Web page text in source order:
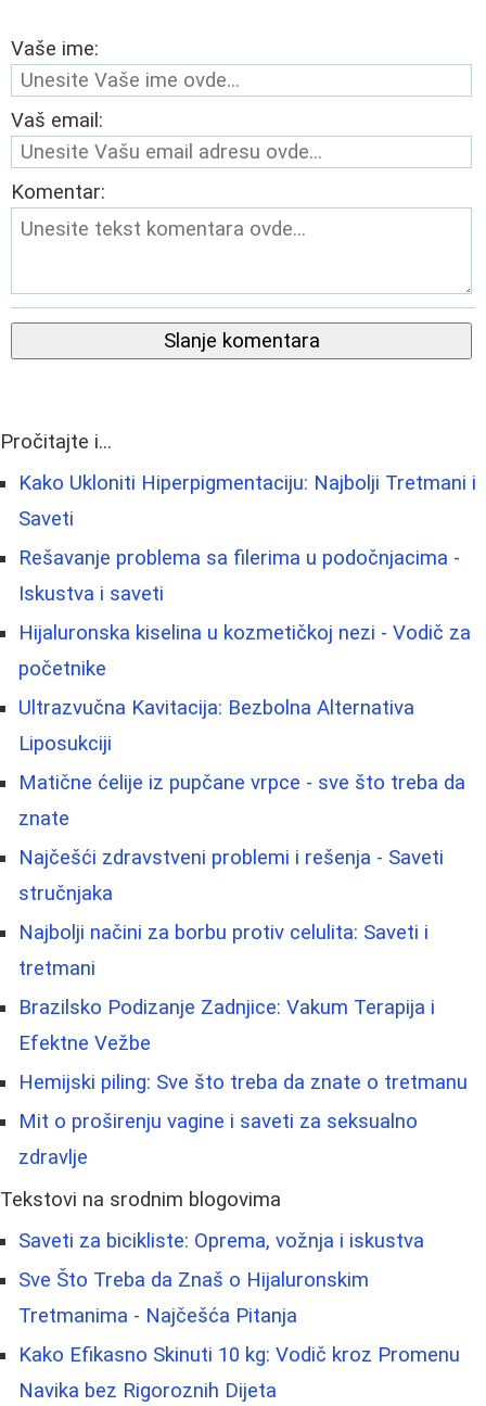
Vaše ime:
Vaš email:
Komentar:
Slanje komentara
Pročitajte i...
Kako Ukloniti Hiperpigmentaciju: Najbolji Tretmani i
Saveti
Rešavanje problema sa filerima u podočnjacima -
Iskustva i saveti
Hijaluronska kiselina u kozmetičkoj nezi - Vodič za
početnike
Ultrazvučna Kavitacija: Bezbolna Alternativa
Liposukciji
Matične ćelije iz pupčane vrpce - sve što treba da
znate
Najčešći zdravstveni problemi i rešenja - Saveti
stručnjaka
Najbolji načini za borbu protiv celulita: Saveti i
tretmani
Brazilsko Podizanje Zadnjice: Vakum Terapija i
Efektne Vežbe
Hemijski piling: Sve što treba da znate o tretmanu
Mit o proširenju vagine i saveti za seksualno
zdravlje
Tekstovi na srodnim blogovima
Saveti za bicikliste: Oprema, vožnja i iskustva
Sve Što Treba da Znaš o Hijaluronskim
Tretmanima - Najčešća Pitanja
Kako Efikasno Skinuti 10 kg: Vodič kroz Promenu
Navika bez Rigoroznih Dijeta